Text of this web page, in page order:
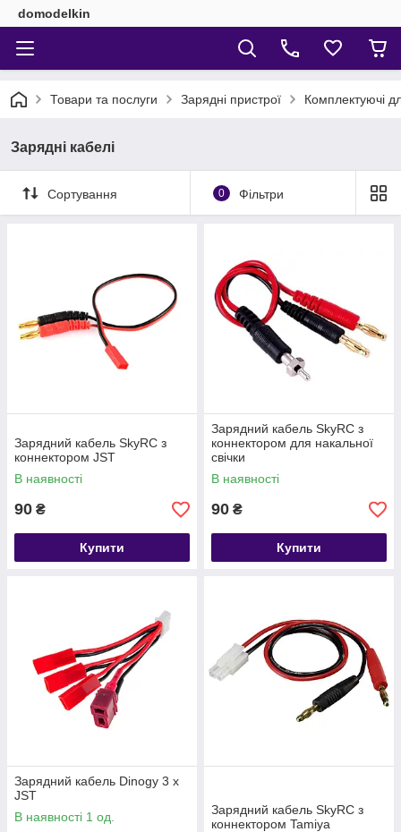
domodelkin
Товари та послуги Зарядні пристрої Комплектуючі
Зарядні кабелі
Сортування 0 Фільтри
Зарядний кабель SkyRC з
коннектором JST
В наявності
90 ₴
Купити
Зарядний кабель SkyRC з
коннектором для накальної
свічки
В наявності
90 ₴
Купити
Зарядний кабель Dinogy 3 x
JST
В наявності 1 од.
Зарядний кабель SkyRC з
коннектором Tamiya